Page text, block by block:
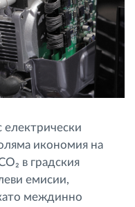
икономия на
в градския
емисии,
междинно